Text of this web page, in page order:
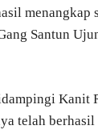
menangkap
Santun
Kanit
telah